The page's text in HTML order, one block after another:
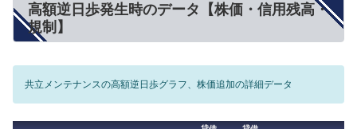
高額逆日歩発生時のデータ【株価・信用残高・
規制】
共立メンテナンスの高額逆日歩グラフ、株価追加の詳細データ